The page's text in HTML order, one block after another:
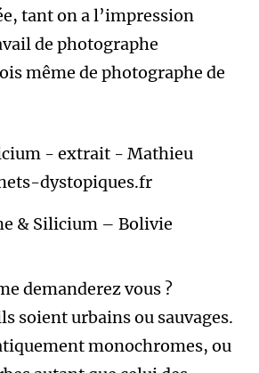
tant on a l’impression
de photographe
même de photographe de
& Silicium – Bolivie
demanderez vous ?
soient urbains ou sauvages.
monochromes, ou